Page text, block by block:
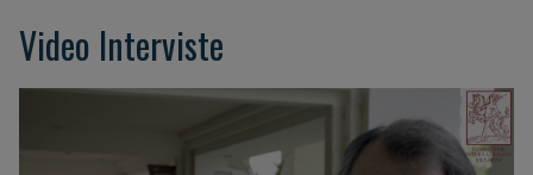
Video Interviste